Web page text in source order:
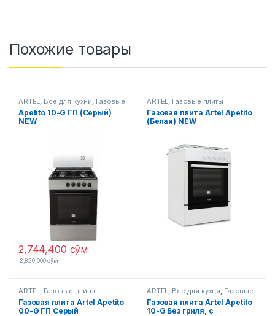
Похожие товары
ARTEL, Все для кухни, Газовые
плиты
Apetito 10-G ГП (Серый)
NEW
2,744,400 сўм
2,820,000сўм
ARTEL, Газовые плиты
Газовая плита Artel Apetito
(Белая) NEW
ARTEL Газовые плиты
Газовая плита Artel Apetito
00-G ГП Серый
ARTEL Все для кухни Газовые
Газовая плита Artel Apetito
10-G Без гриля, с